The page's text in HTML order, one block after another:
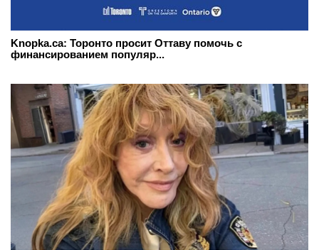
Knopka.ca: Торонто просит Оттаву помочь с
финансированием популяр...